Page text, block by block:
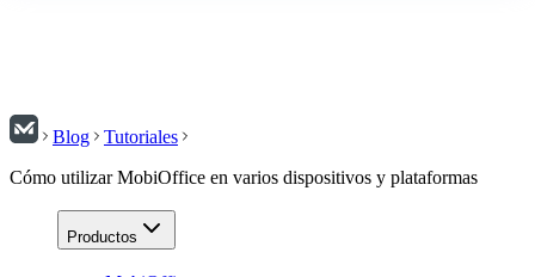
Blog
Tutoriales
Cómo utilizar MobiOffice en varios dispositivos y plataformas
Productos